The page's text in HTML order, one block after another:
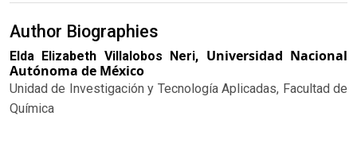
Author Biographies
Elda Elizabeth Villalobos Neri, Universidad Nacional
Autónoma de México
Unidad de Investigación y Tecnología Aplicadas, Facultad de
Química